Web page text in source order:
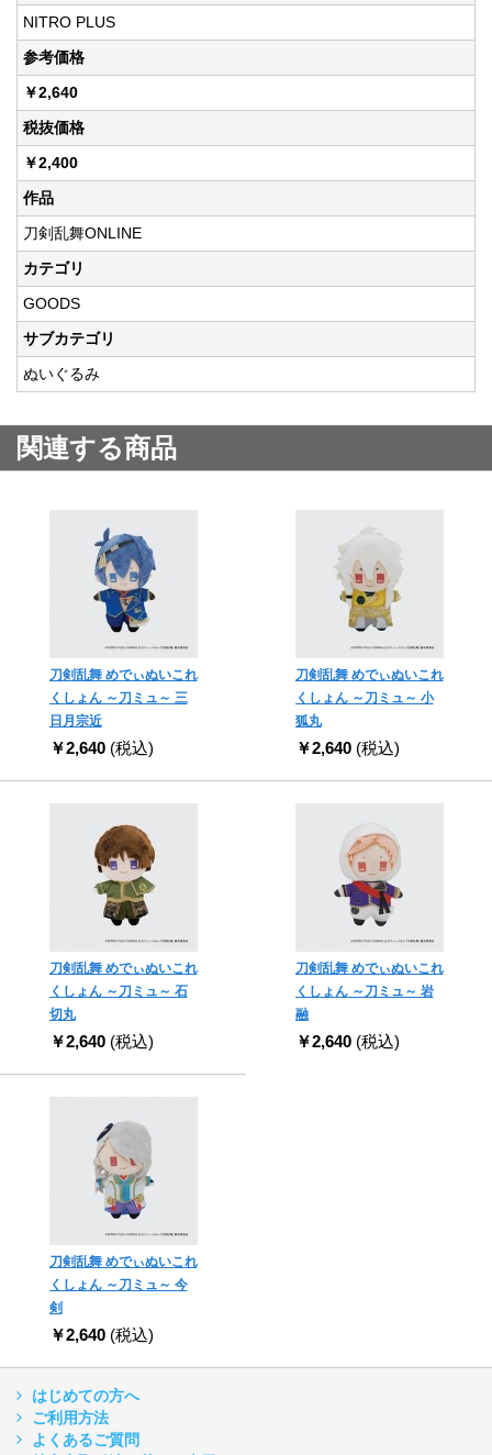
NITRO PLUS
参考価格
￥2,640
税抜価格
￥2,400
作品
刀剣乱舞ONLINE
カテゴリ
GOODS
サブカテゴリ
ぬいぐるみ
関連する商品
刀剣乱舞 めでぃぬいこれ
くしょん ～刀ミュ～ 三
日月宗近
￥2,640 (税込)
刀剣乱舞 めでぃぬいこれ
くしょん ～刀ミュ～ 小
狐丸
￥2,640 (税込)
刀剣乱舞 めでぃぬいこれ
くしょん ～刀ミュ～ 石
切丸
￥2,640 (税込)
刀剣乱舞 めでぃぬいこれ
くしょん ～刀ミュ～ 岩
融
￥2,640 (税込)
刀剣乱舞 めでぃぬいこれ
くしょん ～刀ミュ～ 今
剣
￥2,640 (税込)
はじめての方へ
ご利用方法
よくあるご質問